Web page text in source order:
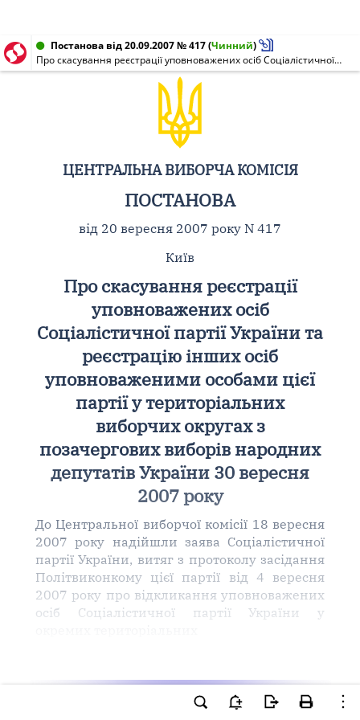
Постанова від 20.09.2007 № 417(Чинний)
Про скасування реєстрації уповноважених осіб Соціалістичної партії України та реєстрацію інших осіб уповноваженими особами цієї партії у територіальних виборчих округах з позачергових виборів народних депутатів України 30 вересня 2007 року
ЦЕНТРАЛЬНА ВИБОРЧА КОМІСІЯ
ПОСТАНОВА
від 20 вересня 2007 року N 417
Київ
Про скасування реєстрації
уповноважених осіб
Соціалістичної партії України та
реєстрацію інших осіб
уповноваженими особами цієї
партії у територіальних
виборчих округах з
позачергових виборів народних
депутатів України 30 вересня
2007 року
До Центральної виборчої комісії 18 вересня
2007 року надійшли заява Соціалістичної
партії України, витяг з протоколу засідання
Політвиконкому цієї партії від 4 вересня
2007 року про відкликання уповноважених
осіб Соціалістичної партії України у